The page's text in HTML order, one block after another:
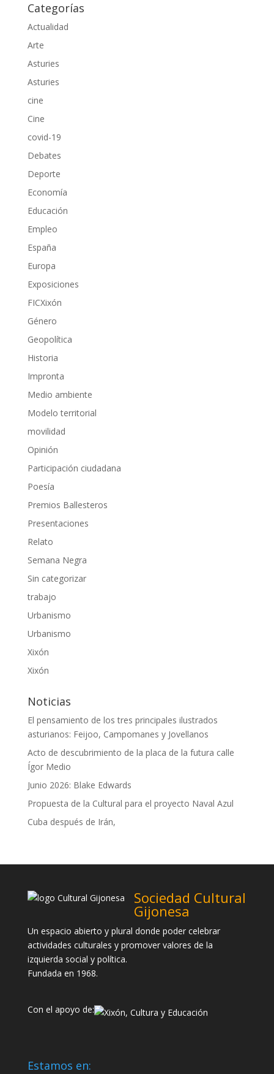
Categorías
Actualidad
Arte
Asturies
Asturies
cine
Cine
covid-19
Debates
Deporte
Economía
Educación
Empleo
España
Europa
Exposiciones
FICXixón
Género
Geopolítica
Historia
Impronta
Medio ambiente
Modelo territorial
movilidad
Opinión
Participación ciudadana
Poesía
Premios Ballesteros
Presentaciones
Relato
Semana Negra
Sin categorizar
trabajo
Urbanismo
Urbanismo
Xixón
Xixón
Noticias
El pensamiento de los tres principales ilustrados
asturianos: Feijoo, Campomanes y Jovellanos
Acto de descubrimiento de la placa de la futura calle
Ígor Medio
Junio 2026: Blake Edwards
Propuesta de la Cultural para el proyecto Naval Azul
Cuba después de Irán,
Sociedad Cultural
Gijonesa
Un espacio abierto y plural donde poder celebrar
actividades culturales y promover valores de la
izquierda social y política.
Fundada en 1968.
Con el apoyo de:
Estamos en: